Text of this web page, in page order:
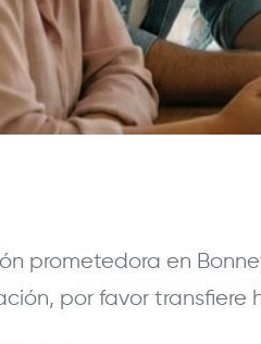
prometedora en
por favor transfiere